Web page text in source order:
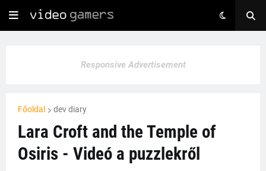
Responsive Advertisement
Főoldal dev diary
Lara Croft and the Temple of
Osiris - Videó a puzzlekről